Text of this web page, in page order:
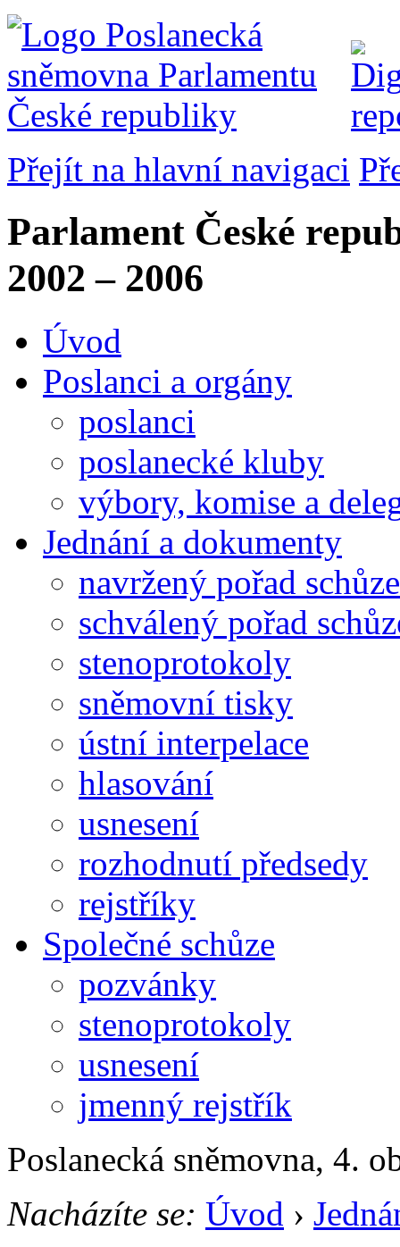
Přejít na hlavní navigaci
Parlament České
2002 – 2006
Úvod
Poslanci a orgány
poslanci
poslanecké kluby
výbory, komise a
Jednání a dokumenty
navržený pořad schůze
schválený pořad
stenoprotokoly
sněmovní tisky
ústní interpelace
hlasování
usnesení
rozhodnutí předsedy
rejstříky
Společné schůze
pozvánky
stenoprotokoly
usnesení
jmenný rejstřík
Poslanecká sněmovna, 4.
Nacházíte se: Úvod ›